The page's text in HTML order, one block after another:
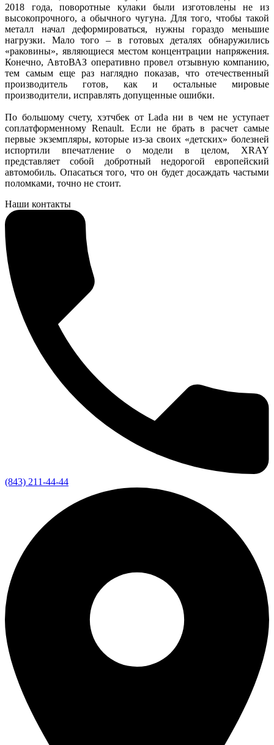
2018 года, поворотные кулаки были изготовлены не из
высокопрочного, а обычного чугуна. Для того, чтобы такой
металл начал деформироваться, нужны гораздо меньшие
нагрузки. Мало того – в готовых деталях обнаружились
«раковины», являющиеся местом концентрации напряжения.
Конечно, АвтоВАЗ оперативно провел отзывную компанию,
тем самым еще раз наглядно показав, что отечественный
производитель готов, как и остальные мировые
производители, исправлять допущенные ошибки.
По большому счету, хэтчбек от Lada ни в чем не уступает
соплатформенному Renault. Если не брать в расчет самые
первые экземпляры, которые из-за своих «детских» болезней
испортили впечатление о модели в целом, XRAY
представляет собой добротный недорогой европейский
автомобиль. Опасаться того, что он будет досаждать частыми
поломками, точно не стоит.
Наши контакты
(843) 211-44-44